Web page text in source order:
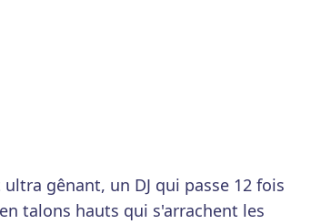
gênant, un DJ qui passe 12 fois
talons hauts qui s'arrachent les